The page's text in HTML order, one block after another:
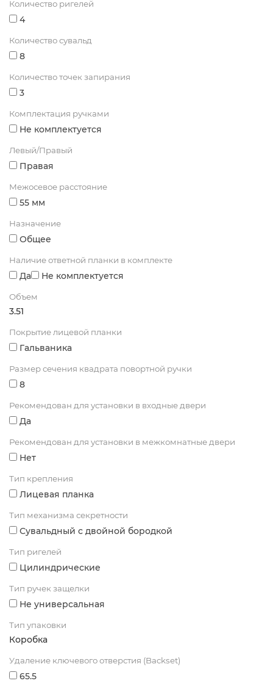
Количество ригелей
4
Количество сувальд
8
Количество точек запирания
3
Комплектация ручками
Не комплектуется
Левый/Правый
Правая
Межосевое расстояние
55 мм
Назначение
Общее
Наличие ответной планки в комплекте
Да Не комплектуется
Объем
3.51
Покрытие лицевой планки
Гальваника
Размер сечения квадрата повортной ручки
8
Рекомендован для установки в входные двери
Да
Рекомендован для установки в межкомнатные двери
Нет
Тип крепления
Лицевая планка
Тип механизма секретности
Сувальдный с двойной бородкой
Тип ригелей
Цилиндрические
Тип ручек защелки
Не универсальная
Тип упаковки
Коробка
Удаление ключевого отверстия (Backset)
65.5